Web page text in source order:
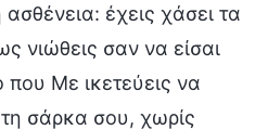
έχεις χάσει τα
νιώθεις σαν να είσαι
Με ικετεύεις να
σάρκα σου, χωρίς